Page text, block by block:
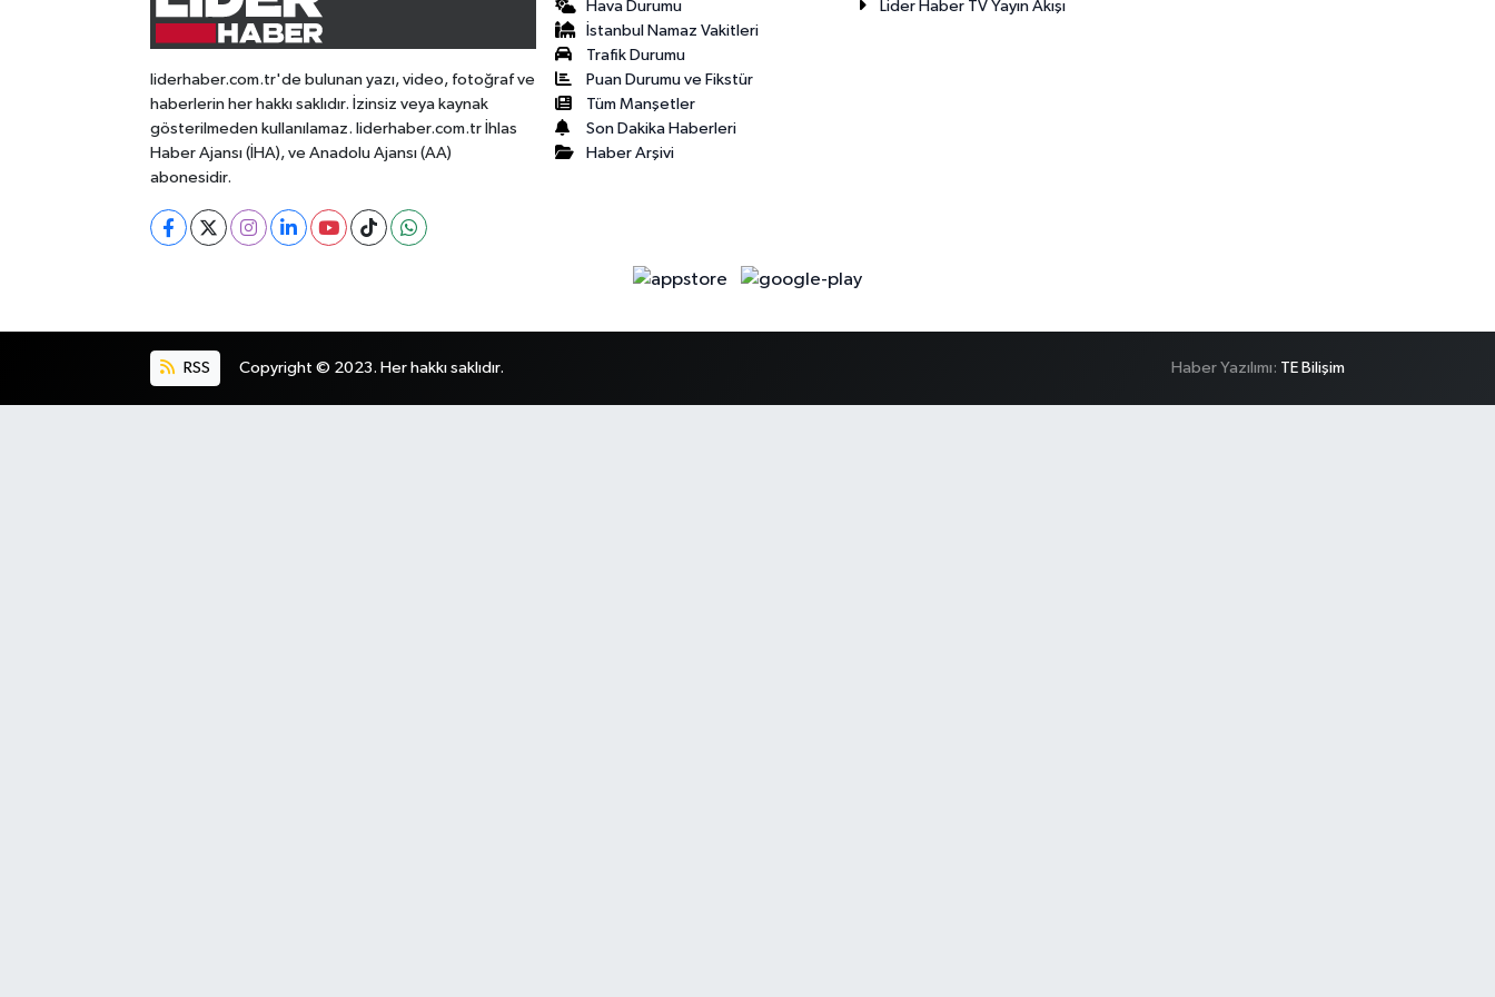
liderhaber.com.tr'de bulunan yazı, video, fotoğraf ve
haberlerin her hakkı saklıdır. İzinsiz veya kaynak
gösterilmeden kullanılamaz. liderhaber.com.tr İhlas
Haber Ajansı (İHA), ve Anadolu Ajansı (AA)
abonesidir.
Hava Durumu
İstanbul Namaz Vakitleri
Trafik Durumu
Puan Durumu ve Fikstür
Tüm Manşetler
Son Dakika Haberleri
Haber Arşivi
Lider Haber TV Yayın Akışı
RSS Copyright © 2023. Her hakkı saklıdır. Haber Yazılımı: TE Bilişim